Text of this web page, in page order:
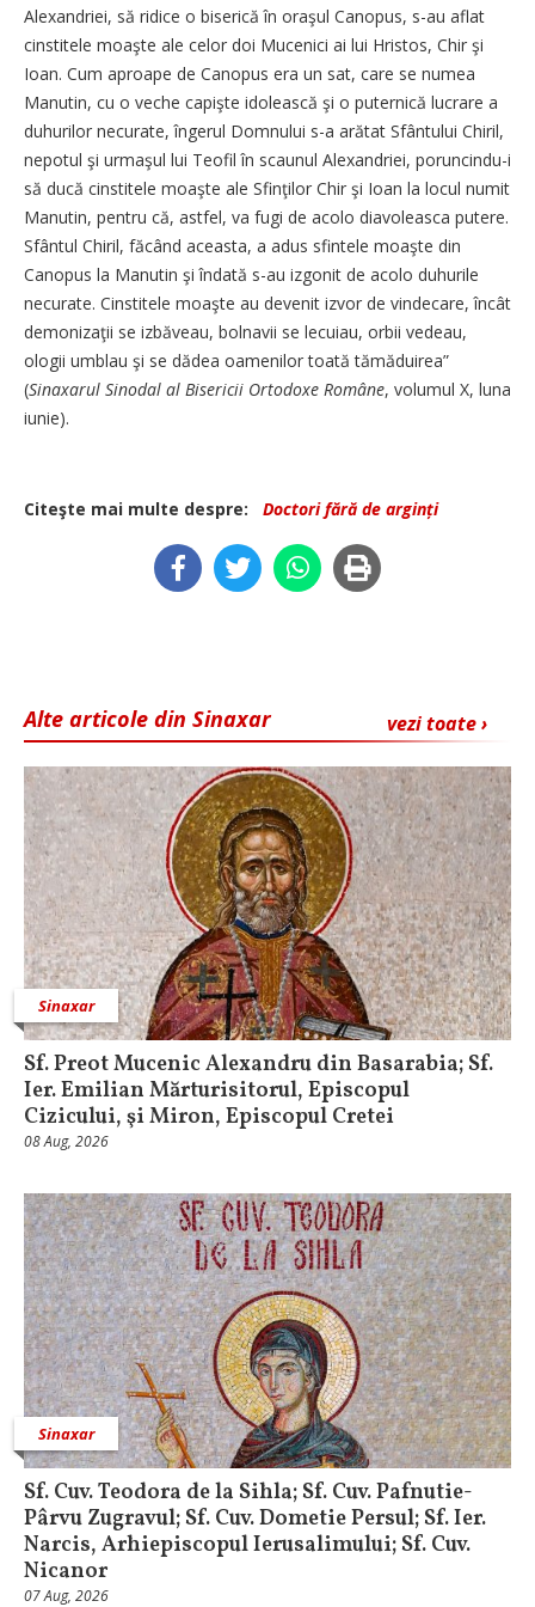
Alexandriei, să ridice o biserică în oraşul Canopus, s-au aflat
cinstitele moaşte ale celor doi Mucenici ai lui Hristos, Chir şi
Ioan. Cum aproape de Canopus era un sat, care se numea
Manutin, cu o veche capişte idolească şi o puternică lucrare a
duhurilor necurate, îngerul Domnului s-a arătat Sfântului Chiril,
nepotul şi urmaşul lui Teofil în scaunul Alexandriei, poruncindu-i
să ducă cinstitele moaşte ale Sfinţilor Chir şi Ioan la locul numit
Manutin, pentru că, astfel, va fugi de acolo diavoleasca putere.
Sfântul Chiril, făcând aceasta, a adus sfintele moaşte din
Canopus la Manutin şi îndată s-au izgonit de acolo duhurile
necurate. Cinstitele moaşte au devenit izvor de vindecare, încât
demonizaţii se izbăveau, bolnavii se lecuiau, orbii vedeau,
ologii umblau şi se dădea oamenilor toată tămăduirea”
(Sinaxarul Sinodal al Bisericii Ortodoxe Române, volumul X, luna
iunie).
Citeşte mai multe despre: Doctori fără de arginți
vezi toate ›
Alte articole din Sinaxar
Sinaxar
Sf. Preot Mucenic Alexandru din Basarabia; Sf.
Ier. Emilian Mărturisitorul, Episcopul
Cizicului, şi Miron, Episcopul Cretei
08 Aug, 2026
Sinaxar
Sf. Cuv. Teodora de la Sihla; Sf. Cuv. Pafnutie-
Pârvu Zugravul; Sf. Cuv. Dometie Persul; Sf. Ier.
Narcis, Arhiepiscopul Ierusalimului; Sf. Cuv.
Nicanor
07 Aug, 2026